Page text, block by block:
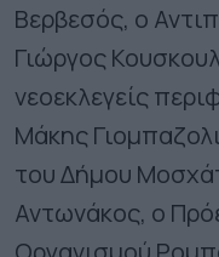
Βερβεσός, ο
Γιώργος
νεοεκλεγείς
Μάκης
του Δήμου
Αντωνάκος, ο